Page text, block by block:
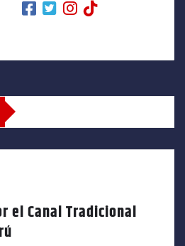
el Canal Tradicional